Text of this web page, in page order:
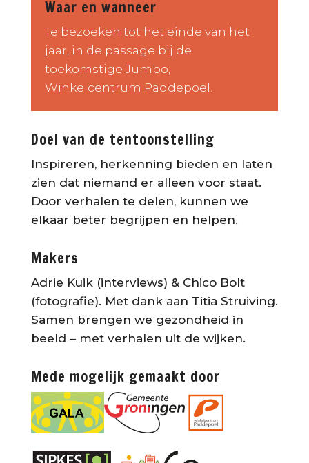
Waar en wanneer
Te bezoeken tot het einde van het
jaar, in de passage bij de
toekomstige Jumbo,
Winkelcentrum Paddepoel.
Doel van de tentoonstelling
Inspireren, herkenning bieden en laten
zien dat niemand er alleen voor staat.
Door verhalen te delen, kunnen we
elkaar beter begrijpen en helpen.
Makers
Adrie Kuik (interviews) & Chico Bolt
(fotografie). Met dank aan Titia Struiving.
Samen brengen we gezondheid in
beeld – met verhalen uit de wijken.
Mede mogelijk gemaakt door